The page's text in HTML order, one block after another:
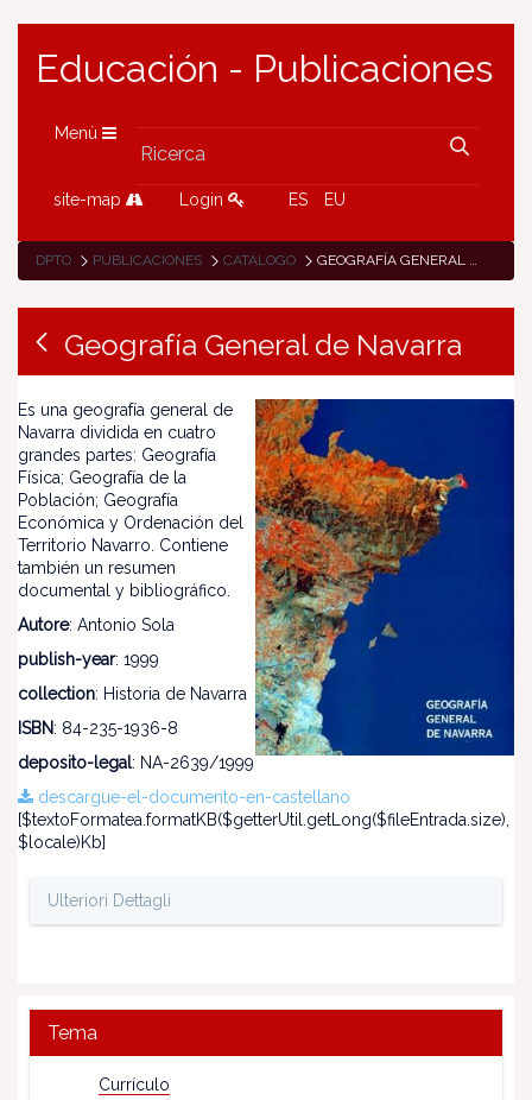
Educación - Publicaciones
Menù
site-map Login ES EU
DPTO PUBLICACIONES CATÁLOGO GEOGRAFÍA GENERAL DE NAVARRA
Geografía General de Navarra
Es una geografía general de
Navarra dividida en cuatro
grandes partes: Geografía
Física; Geografía de la
Población; Geografía
Económica y Ordenación del
Territorio Navarro. Contiene
también un resumen
documental y bibliográfico.
Autore: Antonio Sola
publish-year: 1999
collection: Historia de Navarra
ISBN: 84-235-1936-8
deposito-legal: NA-2639/1999
descargue-el-documento-en-castellano
[$textoFormatea.formatKB($getterUtil.getLong($fileEntrada.size),
$locale)Kb]
Ulteriori Dettagli
Tema
Currículo